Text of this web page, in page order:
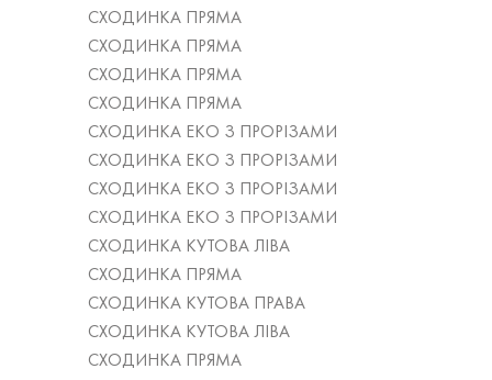
СХОДИНКА ПРЯМА
СХОДИНКА ПРЯМА
СХОДИНКА ПРЯМА
СХОДИНКА ПРЯМА
СХОДИНКА ЕКО З ПРОРІЗАМИ
СХОДИНКА ЕКО З ПРОРІЗАМИ
СХОДИНКА ЕКО З ПРОРІЗАМИ
СХОДИНКА ЕКО З ПРОРІЗАМИ
СХОДИНКА КУТОВА ЛІВА
СХОДИНКА ПРЯМА
СХОДИНКА КУТОВА ПРАВА
СХОДИНКА КУТОВА ЛІВА
СХОДИНКА ПРЯМА